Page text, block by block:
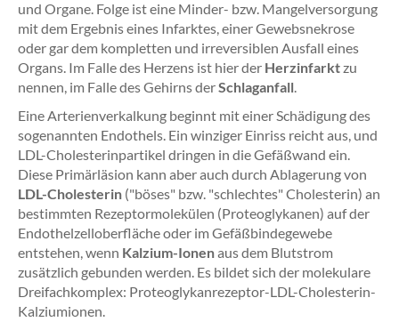
und Organe. Folge ist eine Minder- bzw. Mangelversorgung
mit dem Ergebnis eines Infarktes, einer Gewebsnekrose
oder gar dem kompletten und irreversiblen Ausfall eines
Organs. Im Falle des Herzens ist hier der Herzinfarktzu
nennen, im Falle des Gehirns derSchlaganfall.
Eine Arterienverkalkung beginnt mit einer Schädigung des
sogenannten Endothels. Ein winziger Einriss reicht aus, und
LDL-Cholesterinpartikel dringen in die Gefäßwand ein.
Diese Primärläsion kann aber auch durch Ablagerung von
LDL-Cholesterin ("böses" bzw. "schlechtes" Cholesterin) an
bestimmten Rezeptormolekülen (Proteoglykanen) auf der
Endothelzelloberfläche oder im Gefäßbindegewebe
entstehen, wenn Kalzium-Ionenaus dem Blutstrom
zusätzlich gebunden werden. Es bildet sich der molekulare
Dreifachkomplex: Proteoglykanrezeptor-LDL-Cholesterin-
Kalziumionen.